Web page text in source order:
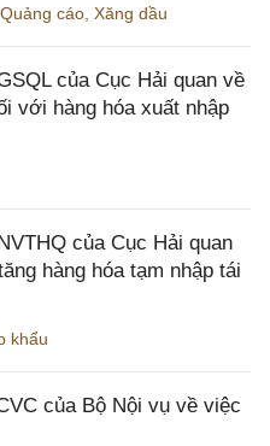
cáo Xăng dầu
của Cục Hải quan về
với hàng hóa xuất nhập
của Cục Hải quan
hàng hóa tạm nhập tái
khẩu
của Bộ Nội vụ về việc